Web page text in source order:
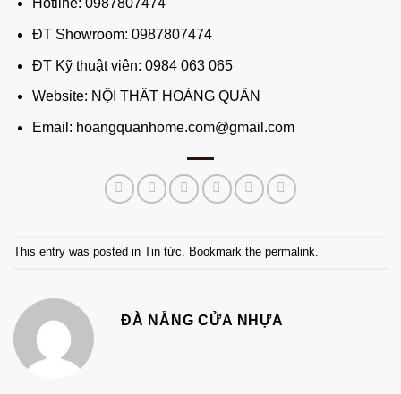
Hotline: 0987807474
ĐT Showroom: 0987807474
ĐT Kỹ thuật viên: 0984 063 065
Website: NỘI THẤT HOÀNG QUÂN
Email: hoangquanhome.com@gmail.com
This entry was posted in Tin tức. Bookmark the permalink.
ĐÀ NẴNG CỬA NHỰA